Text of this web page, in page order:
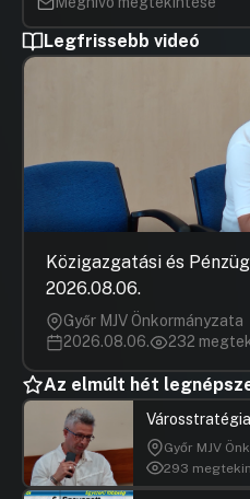
Legfrissebb videó
Közigazgatási és
2026.08.06.
Győr MJV Önkormányzata
2026.08.06.
232
Az elmúlt hét
Győr MJV
293